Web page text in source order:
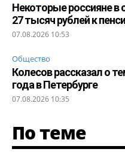
Некоторые россияне в
27 тысяч рублей к
07.08.2026 10:53
Общество
Колесов рассказал о
года в Петербурге
07.08.2026 10:35
По теме